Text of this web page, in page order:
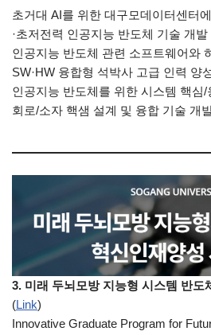
초거대 AI를 위한 대구모데이터센터
·초저전력 인공지능 반도체 기술 개발
인공지능 반도체 관련 소프트웨어와
SW·HW 융합형 석박사 고급 인력 양
인공지능 반도체를 위한 시스템 핵심
회로/소자 핵샘 설계 및 융합 기술 개
3. 미래 두뇌모방 지능형 시스템 반도
(Link)
Innovative Graduate Program for